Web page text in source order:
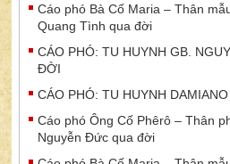
Cáo phó Bà Cố Maria – Thân
Quang Tình qua đời
CÁO PHÓ: TU HUYNH GB.
ĐỜI
CÁO PHÓ: TU HUYNH
Cáo phó Ông Cố Phêrô – Thân
Nguyễn Đức qua đời